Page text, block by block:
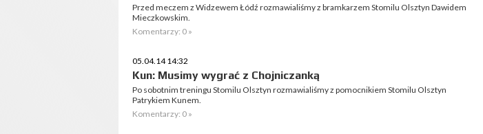
Przed meczem z Widzewem Łódź rozmawialiśmy z bramkarzem Stomilu Olsztyn Dawidem
Mieczkowskim.
Komentarzy: 0 »
05.04.14 14:32
Kun: Musimy wygrać z Chojniczanką
Po sobotnim treningu Stomilu Olsztyn rozmawialiśmy z pomocnikiem Stomilu Olsztyn
Patrykiem Kunem.
Komentarzy: 0 »